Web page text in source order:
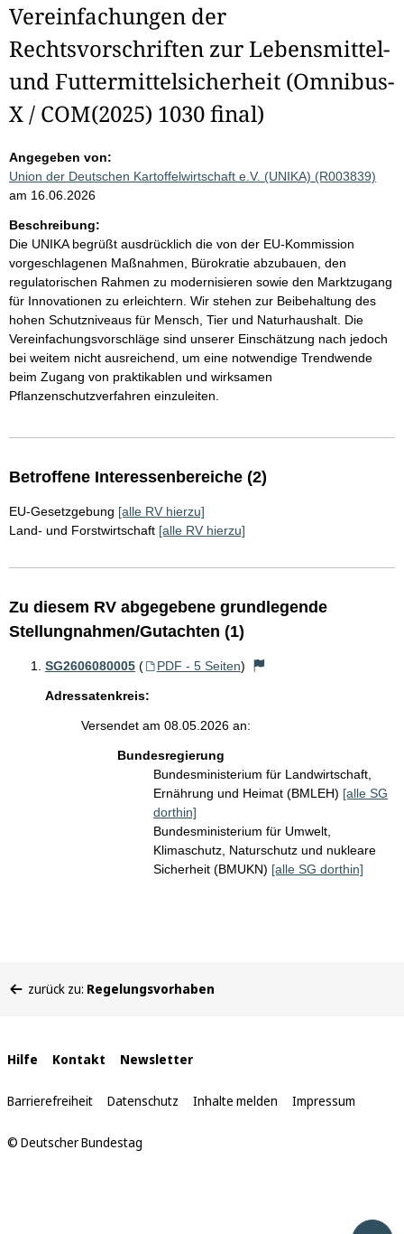
Vereinfachungen der
Rechtsvorschriften zur Lebensmittel-
und Futtermittelsicherheit (Omnibus-
X / COM(2025) 1030 final)
Angegeben von:
Union der Deutschen Kartoffelwirtschaft e.V. (UNIKA) (R003839)
am 16.06.2026
Beschreibung:
Die UNIKA begrüßt ausdrücklich die von der EU-Kommission
vorgeschlagenen Maßnahmen, Bürokratie abzubauen, den
regulatorischen Rahmen zu modernisieren sowie den Marktzugang
für Innovationen zu erleichtern. Wir stehen zur Beibehaltung des
hohen Schutzniveaus für Mensch, Tier und Naturhaushalt. Die
Vereinfachungsvorschläge sind unserer Einschätzung nach jedoch
bei weitem nicht ausreichend, um eine notwendige Trendwende
beim Zugang von praktikablen und wirksamen
Pflanzenschutzverfahren einzuleiten.
Betroffene Interessenbereiche (2)
EU-Gesetzgebung [alle RV hierzu]
Land- und Forstwirtschaft [alle RV hierzu]
Zu diesem RV abgegebene grundlegende
Stellungnahmen/Gutachten (1)
SG2606080005 ( PDF - 5 Seiten)
Adressatenkreis:
Versendet am 08.05.2026 an:
Bundesregierung
Bundesministerium für Landwirtschaft,
Ernährung und Heimat (BMLEH) [alle SG
dorthin]
Bundesministerium für Umwelt,
Klimaschutz, Naturschutz und nukleare
Sicherheit (BMUKN) [alle SG dorthin]
befinden
zurück zu: Regelungsvorhaben
Interne
Links
Hilfe Kontakt Newsletter
Barrierefreiheit Datenschutz Inhalte melden Impressum
© Deutscher Bundestag